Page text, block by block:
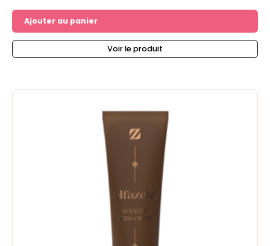
Ajouter au panier
Voir le produit